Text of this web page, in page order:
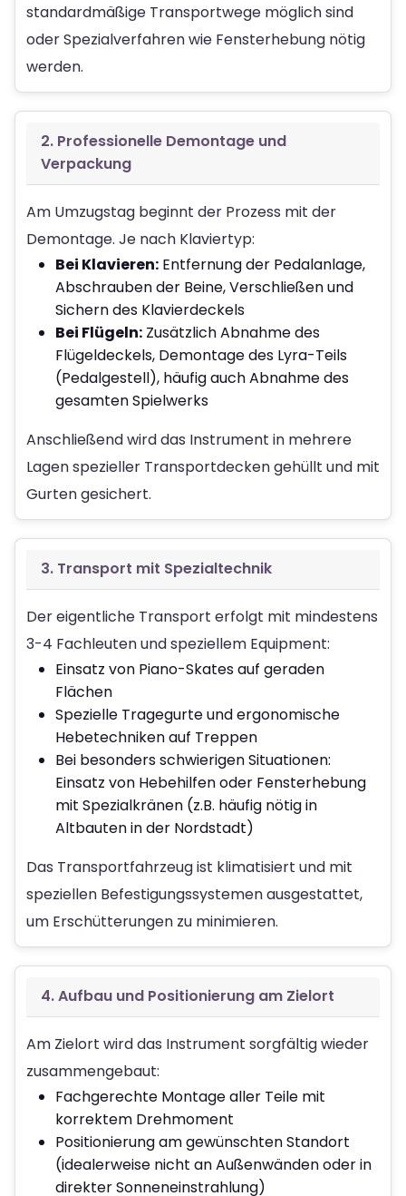
standardmäßige Transportwege möglich sind
oder Spezialverfahren wie Fensterhebung nötig
werden.
2. Professionelle Demontage und
Verpackung
Am Umzugstag beginnt der Prozess mit der
Demontage. Je nach Klaviertyp:
Bei Klavieren: Entfernung der Pedalanlage,
Abschrauben der Beine, Verschließen und
Sichern des Klavierdeckels
Bei Flügeln: Zusätzlich Abnahme des
Flügeldeckels, Demontage des Lyra-Teils
(Pedalgestell), häufig auch Abnahme des
gesamten Spielwerks
Anschließend wird das Instrument in mehrere
Lagen spezieller Transportdecken gehüllt und mit
Gurten gesichert.
3. Transport mit Spezialtechnik
Der eigentliche Transport erfolgt mit mindestens
3-4 Fachleuten und speziellem Equipment:
Einsatz von Piano-Skates auf geraden
Flächen
Spezielle Tragegurte und ergonomische
Hebetechniken auf Treppen
Bei besonders schwierigen Situationen:
Einsatz von Hebehilfen oder Fensterhebung
mit Spezialkränen (z.B. häufig nötig in
Altbauten in der Nordstadt)
Das Transportfahrzeug ist klimatisiert und mit
speziellen Befestigungssystemen ausgestattet,
um Erschütterungen zu minimieren.
4. Aufbau und Positionierung am Zielort
Am Zielort wird das Instrument sorgfältig wieder
zusammengebaut:
Fachgerechte Montage aller Teile mit
korrektem Drehmoment
Positionierung am gewünschten Standort
(idealerweise nicht an Außenwänden oder in
direkter Sonneneinstrahlung)